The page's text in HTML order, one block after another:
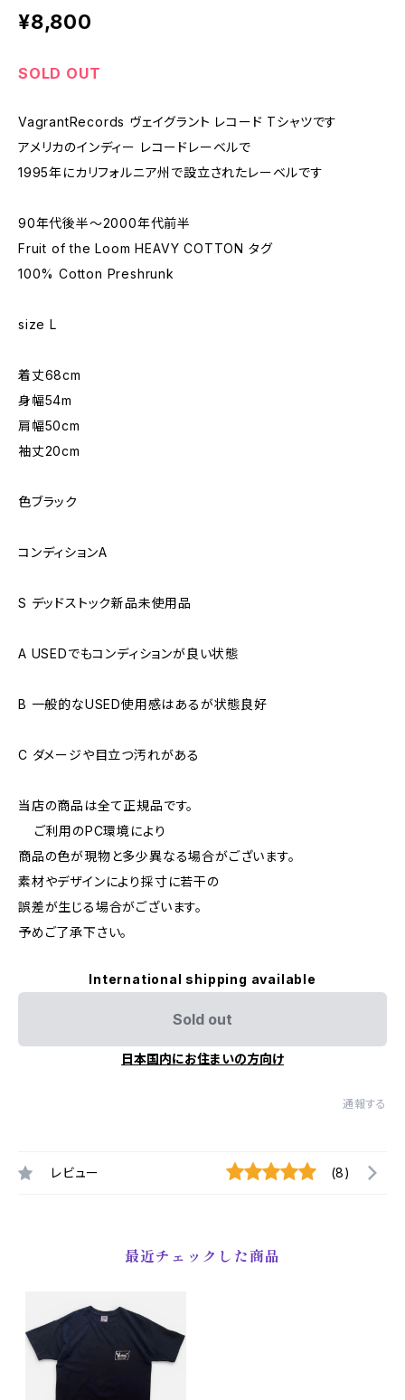
¥8,800
SOLD OUT
VagrantRecords ヴェイグラント レコード Tシャツです
アメリカのインディー レコードレーベルで
1995年にカリフォルニア州で設立されたレーベルです
90年代後半〜2000年代前半
Fruit of the Loom HEAVY COTTON タグ
100% Cotton Preshrunk
size L
着丈68cm
身幅54m
肩幅50cm
袖丈20cm
色ブラック
コンディションA
S デッドストック新品未使用品
A USEDでもコンディションが良い状態
B 一般的なUSED使用感はあるが状態良好
C ダメージや目立つ汚れがある
当店の商品は全て正規品です。
ご利用のPC環境により
商品の色が現物と多少異なる場合がございます。
素材やデザインにより採寸に若干の
誤差が生じる場合がございます。
予めご了承下さい。
International shipping available
Sold out
日本国内にお住まいの方向け
通報する
レビュー (8)
最近チェックした商品